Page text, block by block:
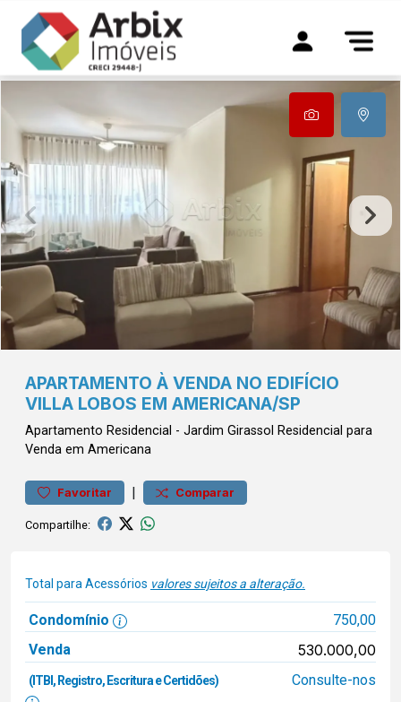
APARTAMENTO À VENDA NO EDIFÍCIO
VILLA LOBOS EM AMERICANA/SP
Apartamento Residencial - Jardim Girassol Residencial para
Venda em Americana
Favoritar | Comparar
Compartilhe:
Total para Acessórios valores sujeitos a alteração.
Condomínio
750,00
Venda
530.000,00
(ITBI, Registro, Escritura e Certidões) Consulte-nos